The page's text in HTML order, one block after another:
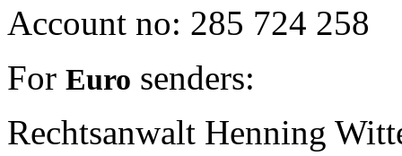
Account no: 285 724 258
For Euro senders:
Rechtsanwalt Henning